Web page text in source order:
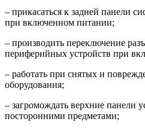
– прикасаться к задней панели
при включенном питании;
– производить переключение
периферийных устройств при
– работать при снятых и
оборудования;
– загромождать верхние панели
посторонними предметами;